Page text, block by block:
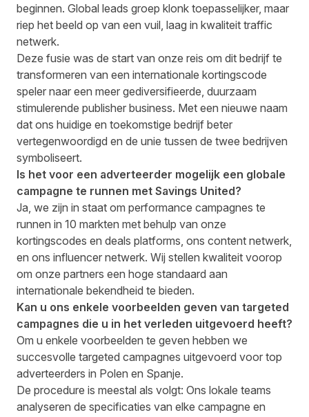
beginnen. Global leads groep klonk toepasselijker, maar
riep het beeld op van een vuil, laag in kwaliteit traffic
netwerk.
Deze fusie was de start van onze reis om dit bedrijf te
transformeren van een internationale kortingscode
speler naar een ​​meer gediversifieerde, duurzaam
stimulerende publisher business. Met een nieuwe naam
dat ons huidige en toekomstige bedrijf beter
vertegenwoordigd en de unie tussen de twee bedrijven
symboliseert.
Is het voor een adverteerder mogelijk een globale
campagne te runnen met Savings United?
Ja, we zijn in staat om performance campagnes te
runnen in 10 markten met behulp van onze
kortingscodes en deals platforms, ons content netwerk,
en ons influencer netwerk. Wij stellen kwaliteit voorop
om onze partners een hoge standaard aan
internationale bekendheid te bieden.
Kan u ons enkele voorbeelden geven van targeted
campagnes die u in het verleden uitgevoerd heeft?
Om u enkele voorbeelden te geven hebben we
succesvolle targeted campagnes uitgevoerd voor top
adverteerders in Polen en Spanje.
De procedure is meestal als volgt: Ons lokale teams
analyseren de specificaties van elke campagne en